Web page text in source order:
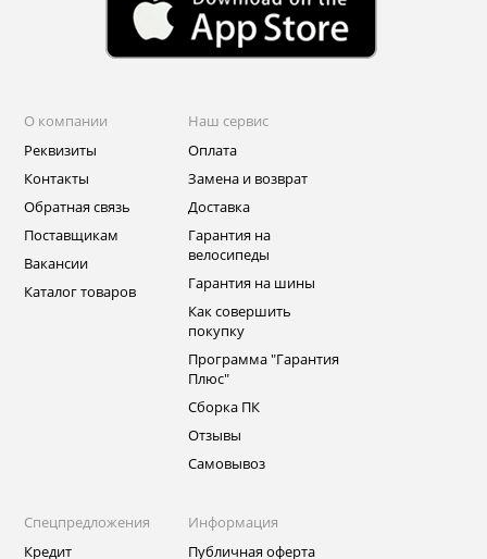
О компании
Реквизиты
Контакты
Обратная связь
Поставщикам
Вакансии
Каталог товаров
Наш сервис
Оплата
Замена и возврат
Доставка
Гарантия на
велосипеды
Гарантия на шины
Как совершить
покупку
Программа "Гарантия
Плюс"
Сборка ПК
Отзывы
Самовывоз
Спецпредложения
Кредит
Информация
Публичная оферта